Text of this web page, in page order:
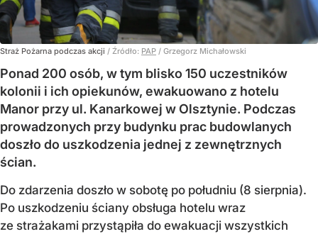
Straż Pożarna podczas akcji / Źródło: PAP / Grzegorz Michałowski
Ponad 200 osób, w tym blisko 150 uczestników
kolonii i ich opiekunów, ewakuowano z hotelu
Manor przy ul. Kanarkowej w Olsztynie. Podczas
prowadzonych przy budynku prac budowlanych
doszło do uszkodzenia jednej z zewnętrznych
ścian.
Do zdarzenia doszło w sobotę po południu (8 sierpnia).
Po uszkodzeniu ściany obsługa hotelu wraz
ze strażakami przystąpiła do ewakuacji wszystkich